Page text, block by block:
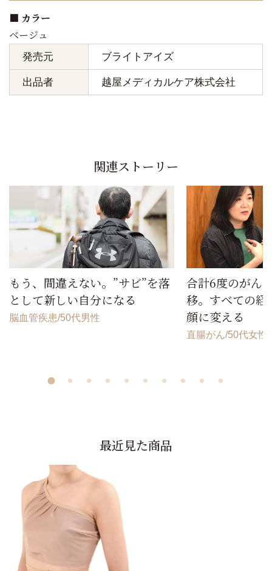
■ カラー
ベージュ
発売元 ブライトアイズ
出品者 越屋メディカルケア株式会社
関連ストーリー
もう、間違えない。”サビ”を落
として新しい自分になる
脳血管疾患 50代男性
合計6度のがん
移。すべての経
顔に変える
直腸がん 50代女性